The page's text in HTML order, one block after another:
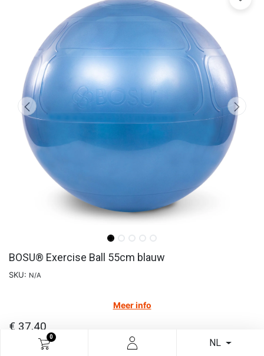
0
NL
BOSU® Exercise Ball 55cm blauw
SKU: N/A
Meer info
€ 37,40